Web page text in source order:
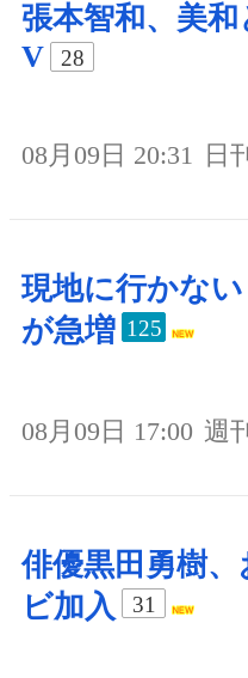
張本智和、美
V
28
08月09日 20:31 日
現地に行かない
が急増 125
08月09日 17:00 週
俳優黒田勇樹
ビ加入
31